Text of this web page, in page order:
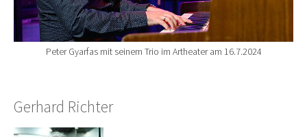
Peter Gyarfas mit seinem Trio im Artheater am 16.7.2024
Gerhard Richter